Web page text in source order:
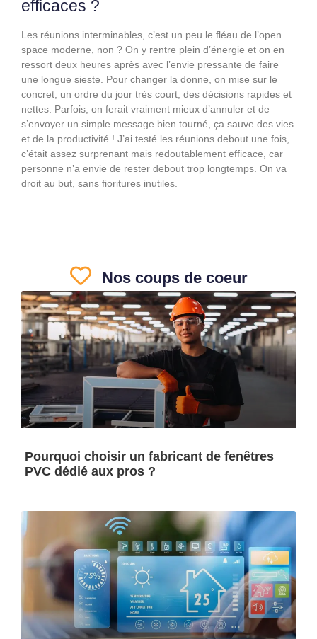
efficaces ?
Les réunions interminables, c’est un peu le fléau de l’open
space moderne, non ? On y rentre plein d’énergie et on en
ressort deux heures après avec l’envie pressante de faire
une longue sieste. Pour changer la donne, on mise sur le
concret, un ordre du jour très court, des décisions rapides et
nettes. Parfois, on ferait vraiment mieux d’annuler et de
s’envoyer un simple message bien tourné, ça sauve des vies
et de la productivité ! J’ai testé les réunions debout une fois,
c’était assez surprenant mais redoutablement efficace, car
personne n’a envie de rester debout trop longtemps. On va
droit au but, sans fioritures inutiles.
Nos coups de coeur
Pourquoi choisir un fabricant de fenêtres
PVC dédié aux pros ?